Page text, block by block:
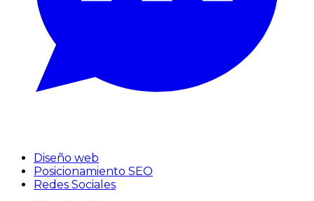
Diseño web
Posicionamiento SEO
Redes Sociales